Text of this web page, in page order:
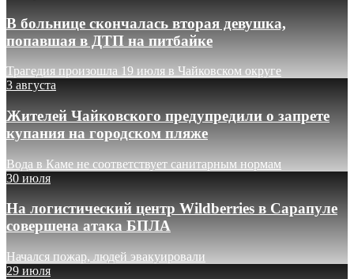
В больнице скончалась вторая девушка,
попавшая в ДТП на питбайке
Трагедия произошла 19 июля в Чайковском округе
3 августа
Жителей Чайковского предупредили о запрете
купания на городском пляже
Вода в Каме не соответствует санитарным нормам
30 июля
На логистический центр Wildberries в Сарапуле
совершена атака БПЛА
Начался пожар, людей эвакуировали
29 июля